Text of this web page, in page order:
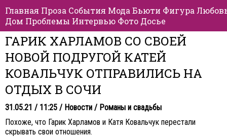
Главная Проза События Мода Бьюти Фигура
Дом Проблемы Интервью Фото Досье
ГАРИК ХАРЛАМОВ СО СВОЕЙ
НОВОЙ ПОДРУГОЙ КАТЕЙ
КОВАЛЬЧУК ОТПРАВИЛИСЬ НА
ОТДЫХ В СОЧИ
31.05.21 / 11:25 / Новости / Романы и свадьбы
Похоже, что Гарик Харламов и Катя Ковальчук перестали
скрывать свои отношения.